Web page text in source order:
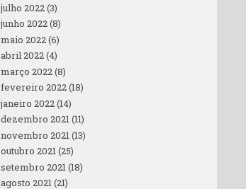
julho 2022(3)
junho 2022(8)
maio 2022(6)
abril 2022(4)
março 2022(8)
fevereiro 2022(18)
janeiro 2022(14)
dezembro 2021(11)
novembro 2021(13)
outubro 2021(25)
setembro 2021(18)
agosto 2021(21)